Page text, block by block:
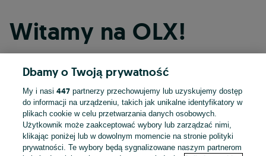
Witamy na OLX!
Kontynuuj przez Facebooka
Kontynuuj przez konto Apple
Kontynuuj przez konto Google
Dbamy o Twoją prywatność
My i nasi447 partnerzy przechowujemy lub uzyskujemy dostęp
do informacji na urządzeniu, takich jak unikalne identyfikatory w
plikach cookie w celu przetwarzania danych osobowych.
Użytkownik może zaakceptować wybory lub zarządzać nimi,
klikając poniżej lub w dowolnym momencie na stronie polityki
prywatności. Te wybory będą sygnalizowane naszym partnerom